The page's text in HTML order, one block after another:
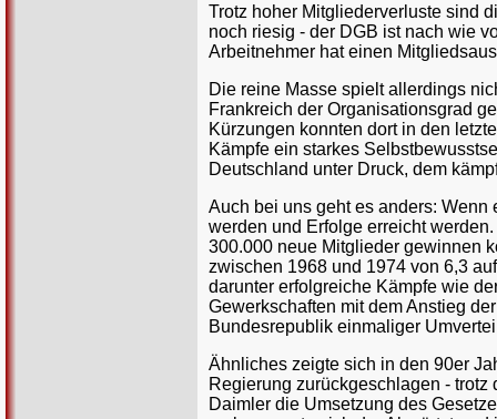
Trotz hoher Mitgliederverluste sind
noch riesig - der DGB ist nach wie
Arbeitnehmer hat einen
Die reine Masse spielt allerdings
Frankreich der Organisationsgrad
Kürzungen konnten dort in den
Kämpfe ein starkes
Deutschland unter Druck, dem
Auch bei uns geht es anders:
werden und Erfolge erreicht
300.000 neue Mitglieder gewinnen
zwischen 1968 und 1974 von 6,3
darunter erfolgreiche Kämpfe wie
Gewerkschaften mit dem Anstieg
Bundesrepublik einmaliger
Ähnliches zeigte sich in den 90er
Regierung zurückgeschlagen -
Daimler die Umsetzung des